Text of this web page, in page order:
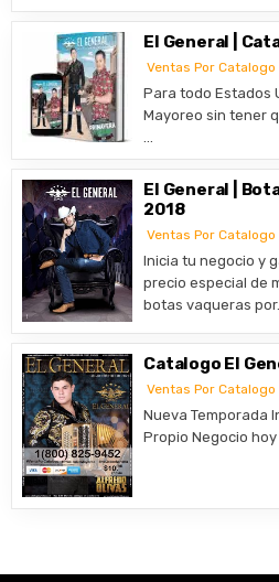
El General |
Ventas Por Catalogo
Para todo Estados
Mayoreo sin tener
…
El General |
2018
Ventas Por Catalogo
Inicia tu negocio y
precio especial de
botas vaqueras
Catalogo El
Ventas Por Catalogo
Nueva Temporada
Propio Negocio